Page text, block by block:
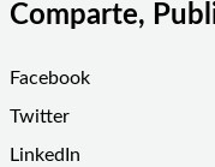
Comparte,
Facebook
Twitter
LinkedIn